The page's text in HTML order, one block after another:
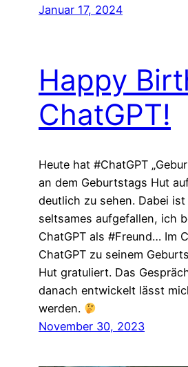
Januar 17, 2024
Happy
ChatGPT!
Heute hat #ChatGPT
an dem Geburtstags Hut
deutlich zu sehen. Dabei
seltsames aufgefallen, ich
ChatGPT als #Freund… Im
ChatGPT zu seinem
Hut gratuliert. Das
danach entwickelt lässt
werden.
November 30, 2023